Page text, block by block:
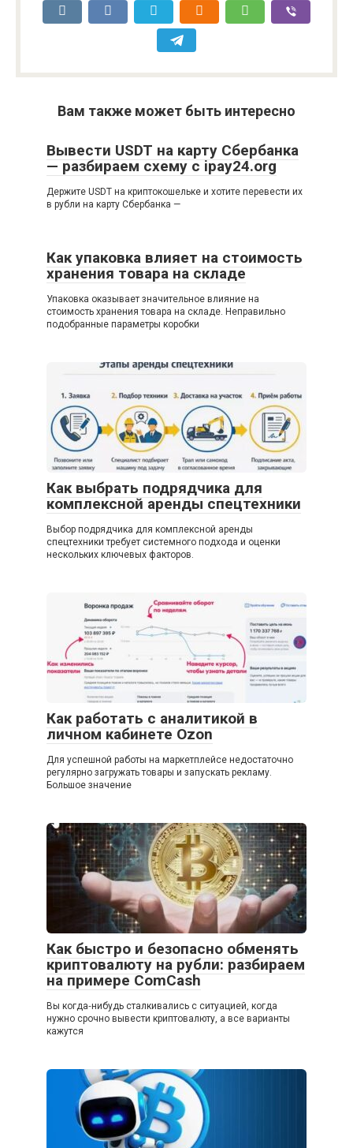
Вам также может быть интересно
Вывести USDT на карту Сбербанка
— разбираем схему с ipay24.org
Держите USDT на криптокошельке и хотите перевести их
в рубли на карту Сбербанка —
Как упаковка влияет на стоимость
хранения товара на складе
Упаковка оказывает значительное влияние на
стоимость хранения товара на складе. Неправильно
подобранные параметры коробки
Как выбрать подрядчика для
комплексной аренды спецтехники
Выбор подрядчика для комплексной аренды
спецтехники требует системного подхода и оценки
нескольких ключевых факторов.
Как работать с аналитикой в
личном кабинете Ozon
Для успешной работы на маркетплейсе недостаточно
регулярно загружать товары и запускать рекламу.
Большое значение
Как быстро и безопасно обменять
криптовалюту на рубли: разбираем
на примере ComCash
Вы когда‑нибудь сталкивались с ситуацией, когда
нужно срочно вывести криптовалюту, а все варианты
кажутся